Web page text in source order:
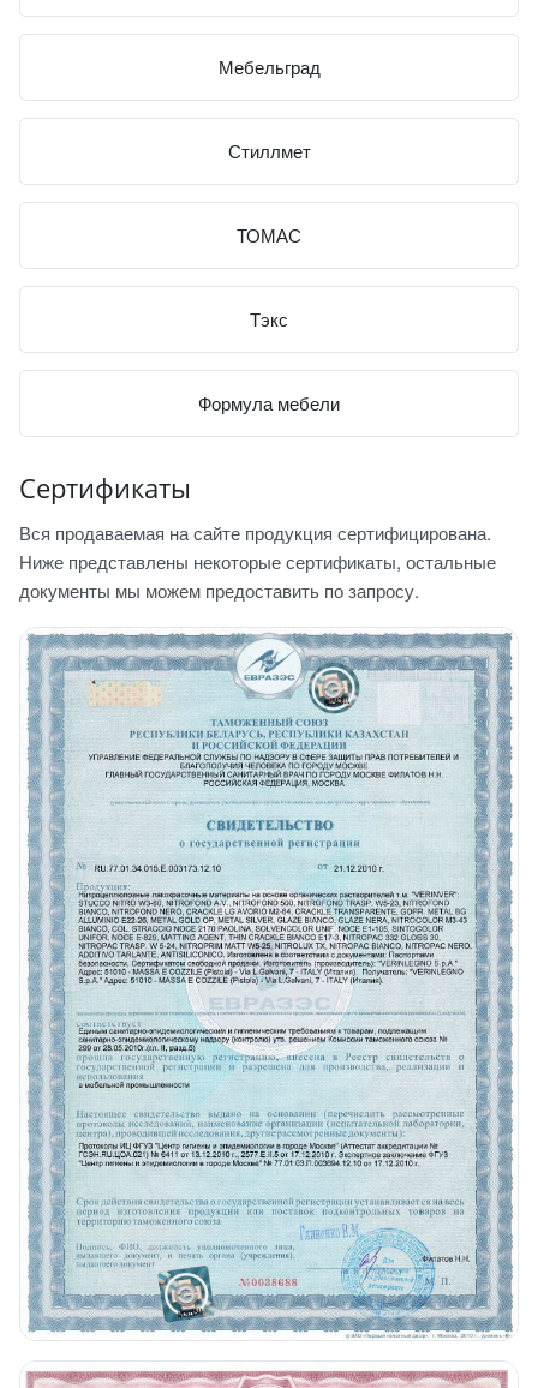
Мебельград
Стиллмет
ТОМАС
Тэкс
Формула мебели
Сертификаты
Вся продаваемая на сайте продукция сертифицирована.
Ниже представлены некоторые сертификаты, остальные
документы мы можем предоставить по запросу.